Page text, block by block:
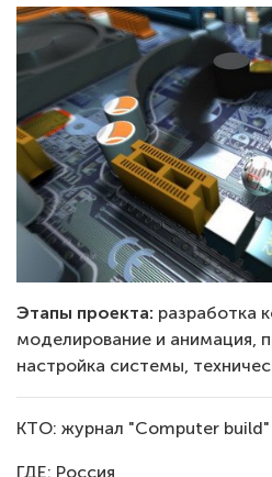
Этапы проекта: разработка
моделирование и анимация,
настройка системы,
КТО: журнал "Computer build"
ГДЕ: Россия